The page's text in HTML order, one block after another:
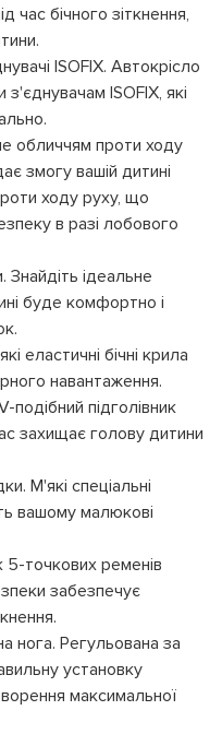
час бічного зіткнення,
ISOFIX. Автокрісло
ISOFIX, які
обличчям проти ходу
змогу вашій дитині
ходу руху, що
в разі лобового
Знайдіть ідеальне
буде комфортно і
еластичні бічні крила
навантаження.
подібний підголівник
захищає голову дитини
М'які спеціальні
вашому малюкові
точкових ременів
забезпечує
нога. Регульована за
установку
максимальної